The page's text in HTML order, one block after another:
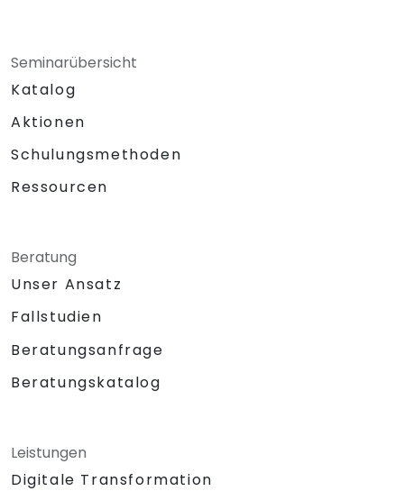
Seminarübersicht
Katalog
Aktionen
Schulungsmethoden
Ressourcen
Beratung
Unser Ansatz
Fallstudien
Beratungsanfrage
Beratungskatalog
Leistungen
Digitale Transformation